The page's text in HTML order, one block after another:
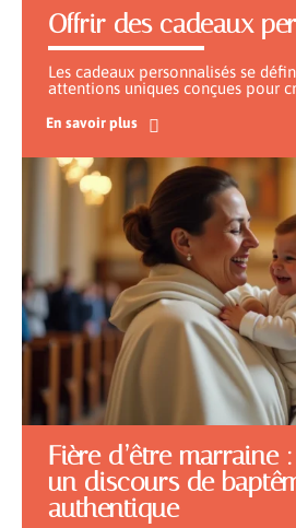
Offrir des cadeaux
Les cadeaux personnalisés se
attentions uniques conçues pour
En savoir plus
Fière d’être marraine
un discours de
authentique